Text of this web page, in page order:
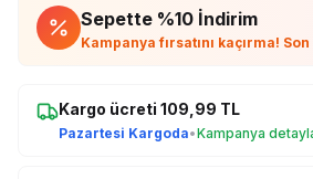
Sepette %10 İndirim
Kampanya fırsatını kaçırma!
Kargo ücreti 109,99 TL
Pazartesi Kargoda•Kampanya